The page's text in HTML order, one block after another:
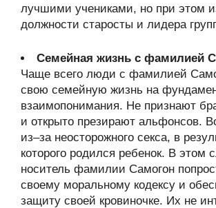
лучшими учениками, но при этом
должности старосты и лидера
Семейная жизнь с фамилией
Чаще всего люди с фамилией
свою семейную жизнь на
взаимопонимания. Не признают
и открыто презирают альфонсов.
из–за неосторожного секса, в
которого родился ребенок. В этом
носитель фамилии Самогон
своему моральному кодексу и
защиту своей кровиночке. Их не